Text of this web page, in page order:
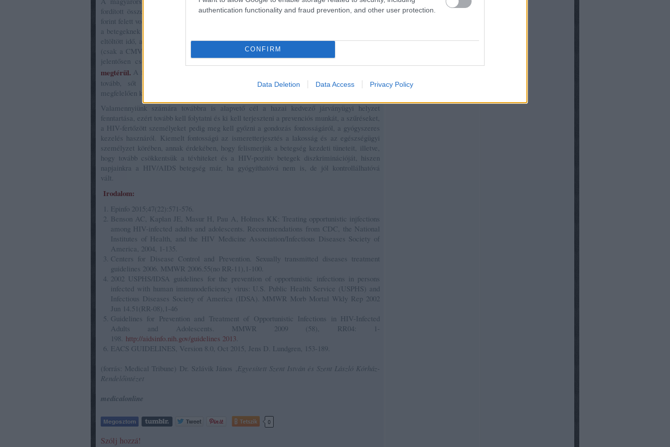
authentication functionality and fraud prevention, and other user protection.
CONFIRM
Data Deletion Data Access Privacy Policy
fordított összeg évről évre folyamatosan emelkedik, 2014-ben ez a szám már 1500 millió
forint felett volt, melyet teljes egészében az Országos Egészségbiztosítási Pénztár finanszíroz,
a betegeknek mindössze dobozdíjat kell fizetni. Ezzel szemben a kórházban és a táppénzen
eltöltött idő, az opportunista fertőzések gyógyítására és a fenntartó kezelésre fordított összeg
(csak a CMV okozta retinitis elleni fenntartó kezelés ára akár havi félmillió forint is lehet)
jelentősen csökken,
így a társadalombiztosító számára a drága vírusellenes terápia
megtérül. A fertőzöttek visszatérhetnek családjuk, barátaik, ismerőseik körébe, dolgozhatnak
tovább, sőt a gyógyszeres kezelésnek epidemiológiai vonatkozása is van, hiszen a
megfelelően kezelt személyeknél a vírusátvitel valószínűsége minimális.
Valamennyiünk számára továbbra is alapvető cél a hazai kedvező járványügyi helyzet
fenntartása, ezért tovább kell folytatni és ki kell terjeszteni a prevenciós munkát, a szűréseket,
a HIV-fertőzött személyeket pedig meg kell győzni a gondozás fontosságáról, a gyógyszeres
kezelés hasznáról. Kiemelt fontosságú az ismeretterjesztés a lakosság és az egészségügyi
személyzet körében, annak érdekében, hogy felismerjük a betegség kezdeti tüneteit, illetve,
hogy tovább csökkentsük a tévhiteket és a HIV-pozitív betegek diszkriminációját, hiszen
napjainkra a HIV/AIDS betegség már, ha gyógyíthatóvá nem is, de jól kontrollálhatóvá
vált.
Irodalom:
Epinfo 2015;47(22):571-576.
Benson AC, Kaplan JE, Masur H, Pau A, Holmes KK: Treating opportunistic injfections
among HIV-infected adults and adolescents. Recommendations from CDC, the National
Institutes of Health, and the HIV Medicine Association/Infectious Diseases Society of
America, 2004, 1-135.
Centers for Disease Control and Prevention. Sexually transmitted diseases treatment
guidelines 2006. MMWR 2006.55(no RR-11),1-100.
2002 USPHS/IDSA guidelines for the prevention of opportunistic infections in persons
infected with human immunodeficiency virus: U.S. Public Health Service (USPHS) and
Infectious Diseases Society of America (IDSA). MMWR Morb Mortal Wkly Rep 2002
Jun 14.51(RR-08),1-46
Guidelines for Prevention and Treatment of Opportunistic Infections in HIV-Infected
Adults and Adolescents. MMWR 2009 (58), RR04: 1-
198. http://aidsinfo.nih.gov/guidelines 2013.
EACS GUIDELINES, Version 8.0, Oct 2015, Jens D. Lundgren, 153-189.
(forrás: Medical Tribune) Dr. Szlávik János ,Egyesített Szent István és Szent László Kórház-
Rendelőintézet
medicalonline
Tetszik 0
Szólj hozzá!